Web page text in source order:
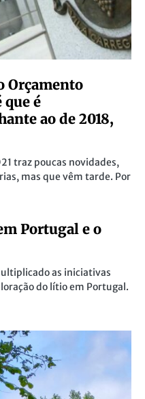
Orçamento
que é
ao de 2018,
traz poucas novidades,
mas que vêm tarde. Por
Portugal e o
as iniciativas
do lítio em Portugal.